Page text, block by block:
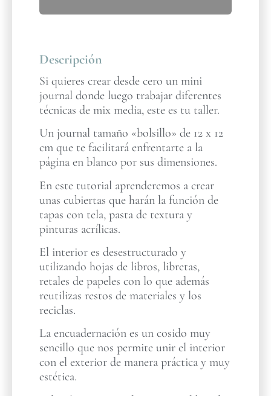
Descripción
Si quieres crear desde cero un mini
journal donde luego trabajar diferentes
técnicas de mix media, este es tu taller.
Un journal tamaño «bolsillo» de 12 x 12
cm que te facilitará enfrentarte a la
página en blanco por sus dimensiones.
En este tutorial aprenderemos a crear
unas cubiertas que harán la función de
tapas con tela, pasta de textura y
pinturas acrílicas.
El interior es desestructurado y
utilizando hojas de libros, libretas,
retales de papeles con lo que además
reutilizas restos de materiales y los
reciclas.
La encuadernación es un cosido muy
sencillo que nos permite unir el interior
con el exterior de manera práctica y muy
estética.